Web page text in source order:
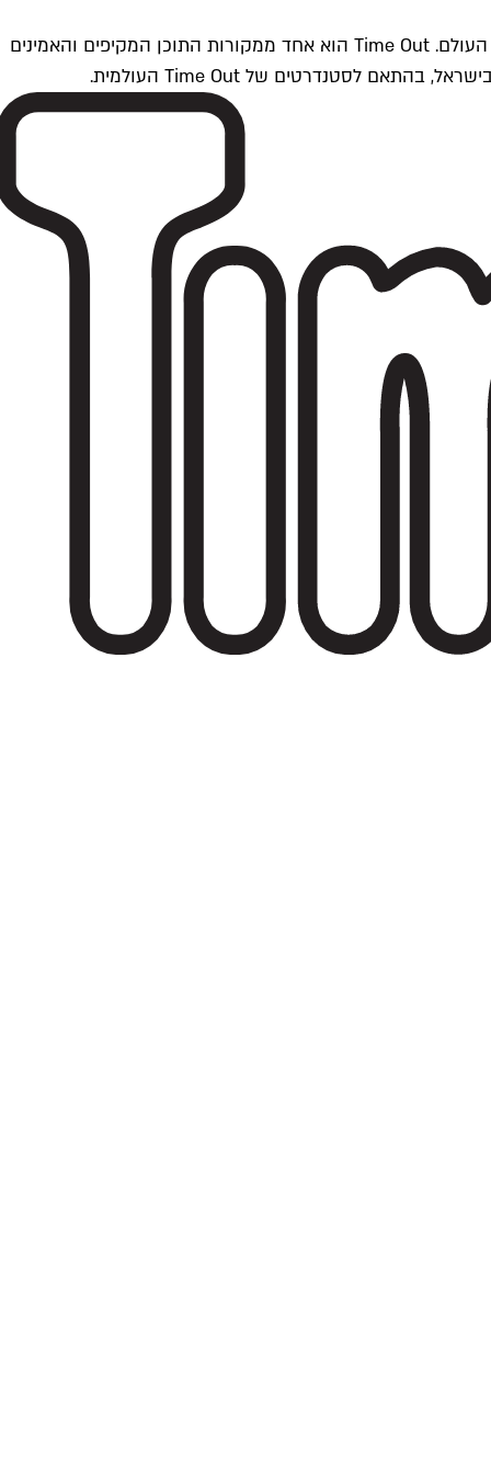
Time Outתל אביב הוא חלק מרשת Time Out Global — רשת מדיה בינלאומית הפועלת ב-360 ערים מרכזיות וב-60 מדינות ברחבי העולם. Time Out הוא אחד ממקורות התוכן המקיפים והאמינים